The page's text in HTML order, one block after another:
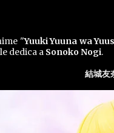
"Yuuki Yuuna wa
dedica a Sonoko Nogi.
結城友